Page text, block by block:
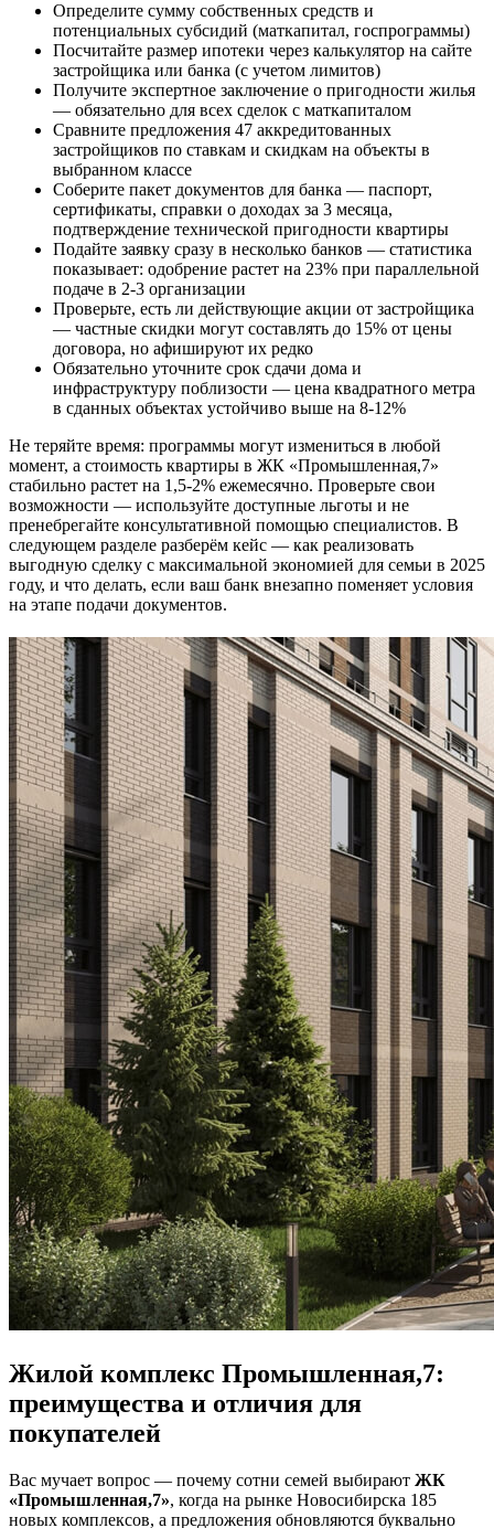
Определите сумму собственных средств и
потенциальных субсидий (маткапитал, госпрограммы)
Посчитайте размер ипотеки через калькулятор на сайте
застройщика или банка (с учетом лимитов)
Получите экспертное заключение о пригодности жилья
— обязательно для всех сделок с маткапиталом
Сравните предложения 47 аккредитованных
застройщиков по ставкам и скидкам на объекты в
выбранном классе
Соберите пакет документов для банка — паспорт,
сертификаты, справки о доходах за 3 месяца,
подтверждение технической пригодности квартиры
Подайте заявку сразу в несколько банков — статистика
показывает: одобрение растет на 23% при параллельной
подаче в 2-3 организации
Проверьте, есть ли действующие акции от застройщика
— частные скидки могут составлять до 15% от цены
договора, но афишируют их редко
Обязательно уточните срок сдачи дома и
инфраструктуру поблизости — цена квадратного метра
в сданных объектах устойчиво выше на 8-12%
Не теряйте время: программы могут измениться в любой
момент, а стоимость квартиры в ЖК «Промышленная,7»
стабильно растет на 1,5-2% ежемесячно. Проверьте свои
возможности — используйте доступные льготы и не
пренебрегайте консультативной помощью специалистов. В
следующем разделе разберём кейс — как реализовать
выгодную сделку с максимальной экономией для семьи в 2025
году, и что делать, если ваш банк внезапно поменяет условия
на этапе подачи документов.
Жилой комплекс Промышленная,7:
преимущества и отличия для
покупателей
Вас мучает вопрос — почему сотни семей выбирают ЖК
«Промышленная,7», когда на рынке Новосибирска 185
новых комплексов, а предложения обновляются буквально